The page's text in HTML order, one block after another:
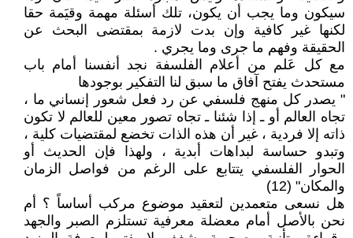
سيكون وما يجب أن يكون، تلك أسئلة مهمة وقيَمة حقا
لكنها غير كافية وإن بدت لازمة بمقتضى البحث عن
الحقيقة وفهم ما جرى وما يجري .
مع كل عَلم من أعلام الفلسفة نجد أنفسنا أمام باب
مستحدث يفتح آفاق ما سبق لنا التفكير بوجودها
" يصدر كل منهج فلسفي عن رد فعل شعور إنساني ما ،
تجاه العالم أو ـ إذا شئنا ـ تجاه تصور معين للعالم لا تكون
ذاته إلا فردية ، غير أن هذه الذات تخضع لمقتضيات كلية ،
وتبدو حساسة لبداهات أبدية ، ولهذا فإن الحديث أو
الحوار الفلسفي يتتابع على الرغم من فواصل الزمان
والمكان" (12)
هل نسعى متعمدين لتعقيد موضوع مركب أساساً ؟ أم
نحن بالأصل أمام معضلة معرفية تستلزم الصبر والجهد